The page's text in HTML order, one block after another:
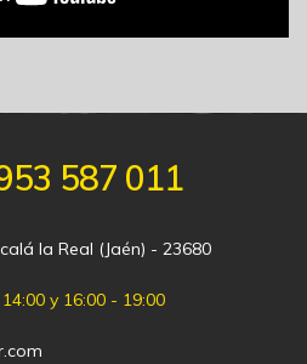
587 011
la Real (Jaén) - 23680
y 16:00 - 19:00